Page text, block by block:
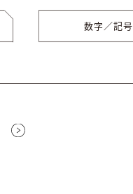
数字／記号